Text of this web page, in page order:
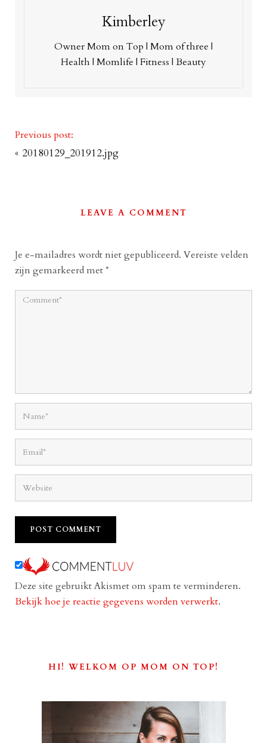
Kimberley
Owner Mom on Top | Mom of three |
Health | Momlife | Fitness | Beauty
Previous post:
« 20180129_201912.jpg
LEAVE A COMMENT
Je e-mailadres wordt niet gepubliceerd. Vereiste velden
zijn gemarkeerd met*
Deze site gebruikt Akismet om spam te verminderen.
Bekijk hoe je reactie gegevens worden verwerkt.
HI! WELKOM OP MOM ON TOP!